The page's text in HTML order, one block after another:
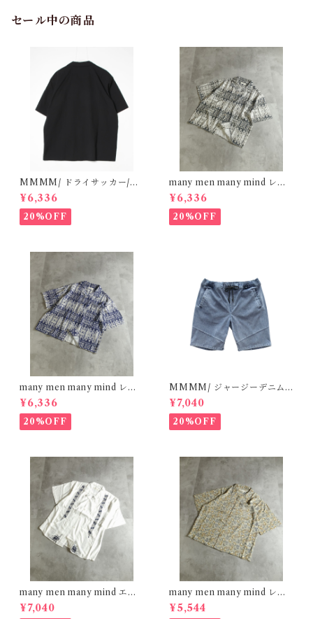
セール中の商品
MMMM/ ドライサッカー/オ
ープンカラーシャツ BLACK
15130M26
¥6,336
20%OFF
many men many mind レー
ヨン 総柄シャツ バティック ネ
イティブ ブラック M261506
0
¥6,336
20%OFF
many men many mind レー
ヨン 総柄シャツ バティック ネ
イティブ ネイビー M261506
0
¥6,336
20%OFF
MMMM/ ジャージーデニム/
ショートパンツ L/BLUE 180
20M26
¥7,040
20%OFF
many men many mind エン
ブロイダリー レーヨンシャツ
オフホワイト M2615090
¥7,040
many men many mind レー
ヨン 総柄シャツ 花柄 イエロー
M2615061
¥5,544